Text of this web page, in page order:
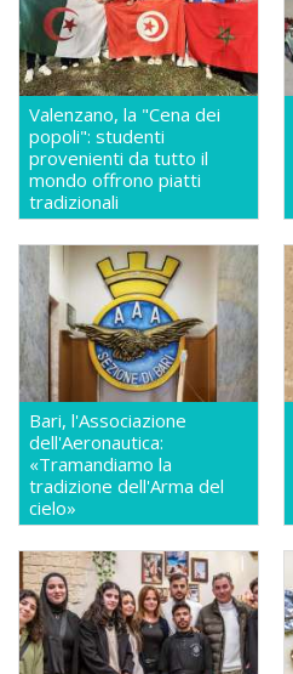
Valenzano, la "Cena dei
popoli": studenti
provenienti da tutto il
mondo offrono piatti
tradizionali
Bari, l'Associazione
dell'Aeronautica:
«Tramandiamo la
tradizione dell'Arma del
cielo»